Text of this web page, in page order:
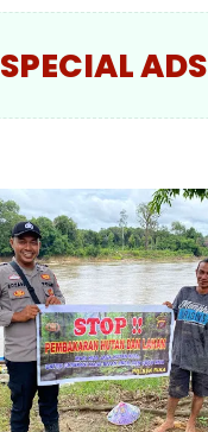
SPECIAL ADS